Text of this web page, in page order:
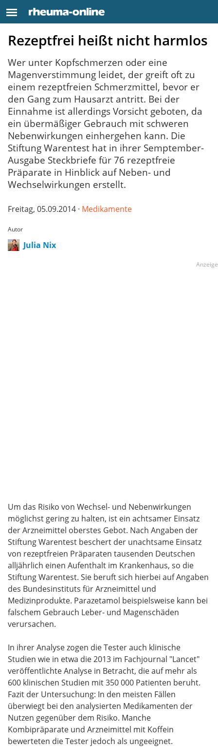
Rezeptfrei heißt nicht harmlos
Wer unter Kopfschmerzen oder eine
Magenverstimmung leidet, der greift oft zu
einem rezeptfreien Schmerzmittel, bevor er
den Gang zum Hausarzt antritt. Bei der
Einnahme ist allerdings Vorsicht geboten, da
ein übermäßiger Gebrauch mit schweren
Nebenwirkungen einhergehen kann. Die
Stiftung Warentest hat in ihrer Semptember-
Ausgabe Steckbriefe für 76 rezeptfreie
Präparate in Hinblick auf Neben- und
Wechselwirkungen erstellt.
Freitag, 05.09.2014 · Medikamente
Autor
Julia Nix
Um das Risiko von Wechsel- und Nebenwirkungen
möglichst gering zu halten, ist ein achtsamer Einsatz
der Arzneimittel oberstes Gebot. Nach Angaben der
Stiftung Warentest beschert der unachtsame Einsatz
von rezeptfreien Präparaten tausenden Deutschen
alljährlich einen Aufenthalt im Krankenhaus, so die
Stiftung Warentest. Sie beruft sich hierbei auf Angaben
des Bundesinstituts für Arzneimittel und
Medizinprodukte. Parazetamol beispielsweise kann bei
falschem Gebrauch Leber- und Magenschäden
verursachen.
In ihrer Analyse zogen die Tester auch klinische
Studien wie in etwa die 2013 im Fachjournal "Lancet"
veröffentlichte Analyse in Betracht, die auf mehr als
600 klinischen Studien mit 350 000 Patienten beruht.
Fazit der Untersuchung: In den meisten Fällen
überwiegt bei den analysierten Medikamenten der
Nutzen gegenüber dem Risiko. Manche
Kombipräparate und Arzneimittel mit Koffein
bewerteten die Tester jedoch als ungeeignet.